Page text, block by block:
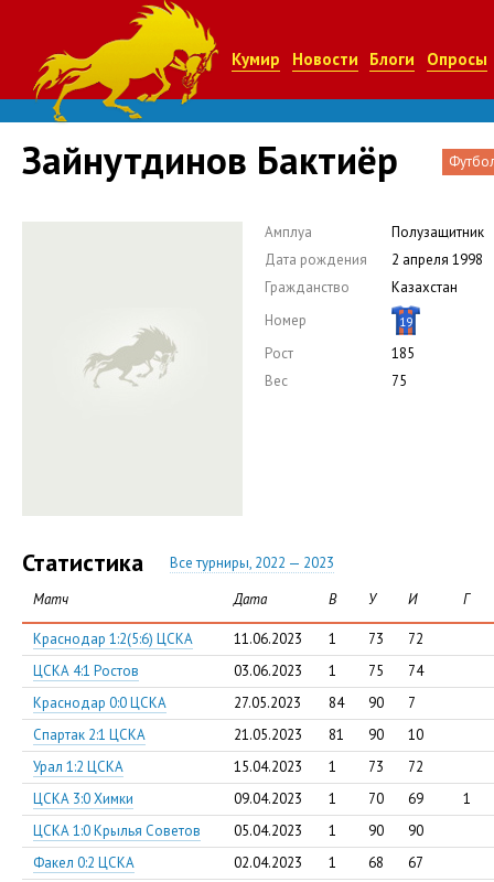
Кумир Новости Блоги Опросы
Зайнутдинов Бактиёр
Амплуа
Полузащитник
Дата рождения
2 апреля 1998
Гражданство
Казахстан
Номер
19
Рост
185
Вес
75
Статистика
Все турниры, 2022 — 2023
Матч
Дата В У И Г
Краснодар 1:2(5:6) ЦСКА 11.06.2023 1 73
72
ЦСКА 4:1 Ростов
03.06.2023 1 75
74
Краснодар 0:0 ЦСКА
27.05.2023 84 90
7
Спартак 2:1 ЦСКА
21.05.2023 81 90
10
Урал 1:2 ЦСКА
15.04.2023 1 73
72
ЦСКА 3:0 Химки
09.04.2023 1 70 69
1
ЦСКА 1:0 Крылья Советов
05.04.2023 1 90
90
Факел 0:2 ЦСКА
02.04.2023 1 68
67